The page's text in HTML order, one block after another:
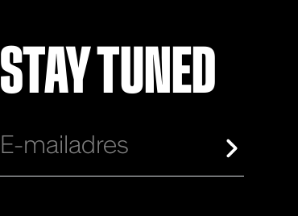
STAY TUNED